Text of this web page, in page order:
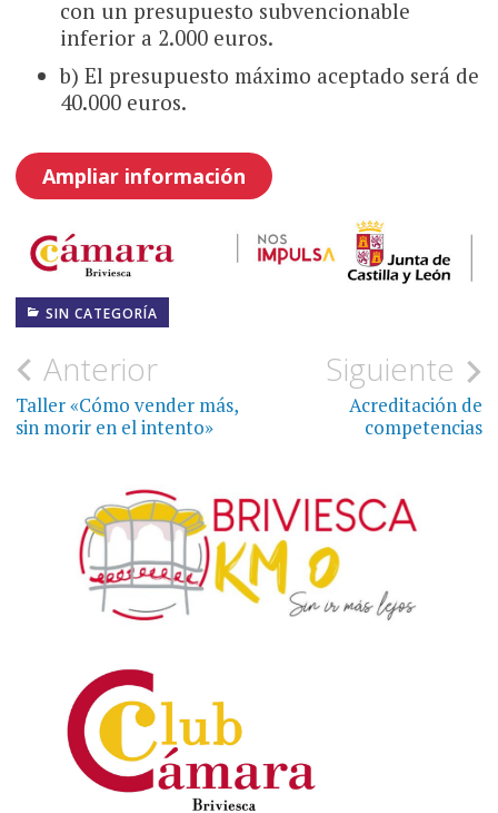
con un presupuesto subvencionable
inferior a 2.000 euros.
b) El presupuesto máximo aceptado será de
40.000 euros.
Ampliar información
SIN CATEGORÍA
Navegación
de
Anterior
Taller «Cómo vender más,
sin morir en el intento»
Siguiente
Acreditación de
competencias